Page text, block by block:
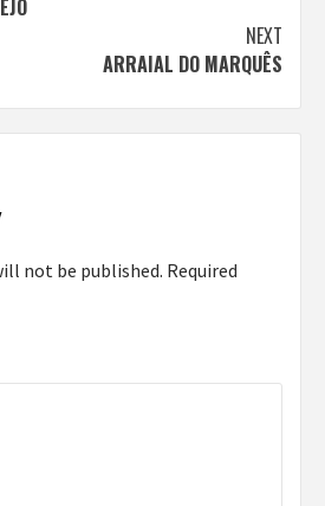
NEXT
ARRAIAL DO MARQUÊS
not be published. Required